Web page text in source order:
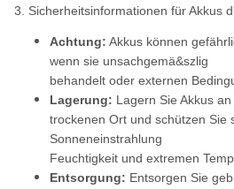
3. Sicherheitsinformationen für Akkus
Achtung: Akkus können
wenn sie unsachgemä&szlig
behandelt oder externen
Lagerung: Lagern Sie Akkus
trockenen Ort und schützen Sie
Sonneneinstrahlung
Feuchtigkeit und extremen
Entsorgung: Entsorgen Sie